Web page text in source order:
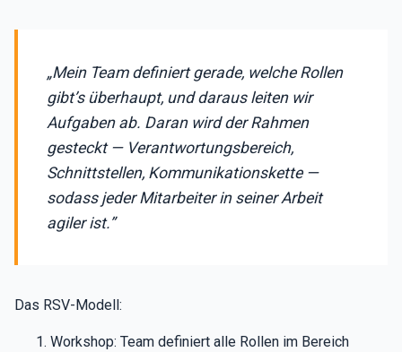
„Mein Team definiert gerade, welche Rollen
gibt’s überhaupt, und daraus leiten wir
Aufgaben ab. Daran wird der Rahmen
gesteckt — Verantwortungsbereich,
Schnittstellen, Kommunikationskette —
sodass jeder Mitarbeiter in seiner Arbeit
agiler ist.”
Das RSV-Modell:
Workshop: Team definiert alle Rollen im Bereich